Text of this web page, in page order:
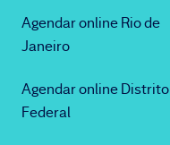
Agendar online Rio de
Janeiro
Agendar online Distrito
Federal